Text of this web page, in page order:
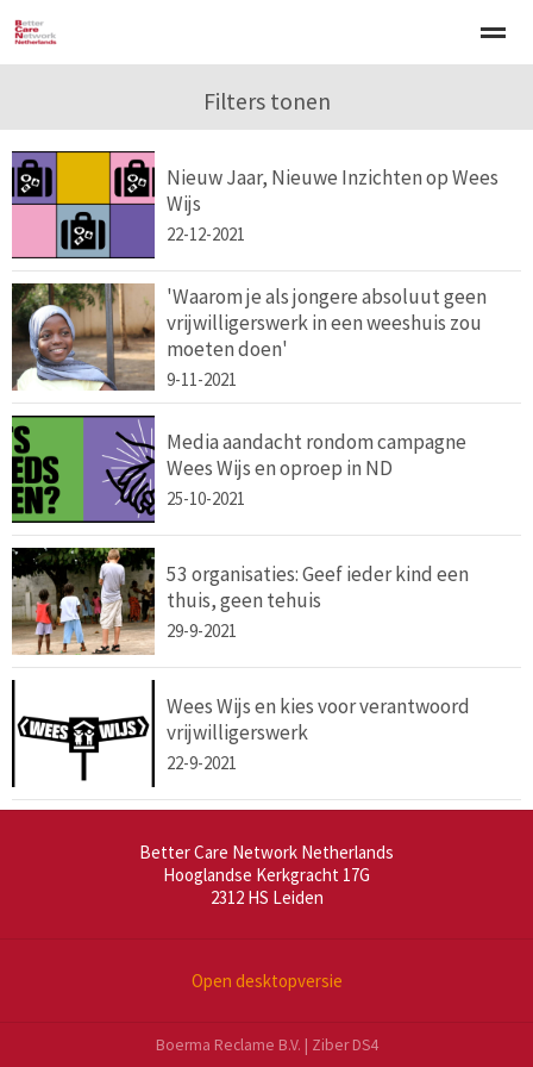
Werken met kinderen
Filters tonen
Nieuw Jaar, Nieuwe Inzichten op Wees
Wijs
22-12-2021
'Waarom je als jongere absoluut geen
vrijwilligerswerk in een weeshuis zou
moeten doen'
9-11-2021
Media aandacht rondom campagne
Wees Wijs en oproep in ND
25-10-2021
53 organisaties: Geef ieder kind een
thuis, geen tehuis
29-9-2021
Wees Wijs en kies voor verantwoord
vrijwilligerswerk
22-9-2021
Better Care Network Netherlands
Hooglandse Kerkgracht 17G
2312 HS Leiden
Open desktopversie
Boerma Reclame B.V. | Ziber DS4